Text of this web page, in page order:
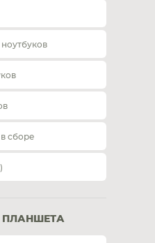
сборе
ПЛАНШЕТА